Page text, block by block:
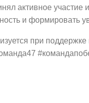
активное
и формировать
при поддержке